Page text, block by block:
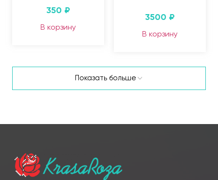
350 ₽
В корзину
3500 ₽
В корзину
Показать больше